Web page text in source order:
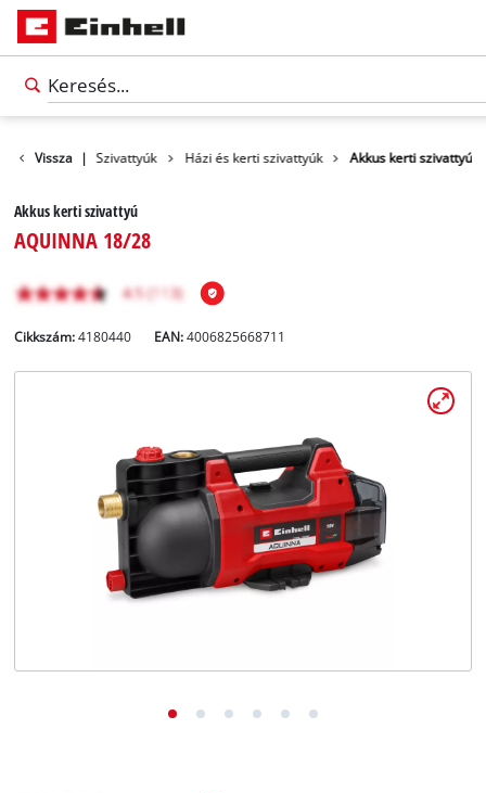
Magyar
Vissza |
Termékek Szivattyúk Házi és kerti szivattyúk Akkus kerti szivattyú
Akkus kerti szivattyú
AQUINNA 18/28
Cikkszám: 4180440 EAN:4006825668711